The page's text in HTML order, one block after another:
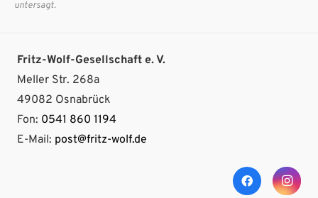
untersagt.
Fritz-Wolf-Gesellschaft e. V.
Meller Str. 268a
49082 Osnabrück
Fon: 0541 860 1194
E-Mail: post@fritz-wolf.de